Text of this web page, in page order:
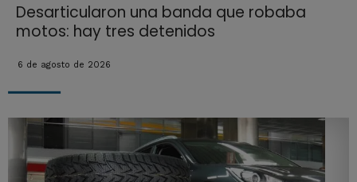
Desarticularon una banda que robaba
motos: hay tres detenidos
6 de agosto de 2026